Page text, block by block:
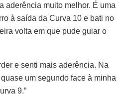
aderência muito melhor. É uma
à saída da Curva 10 e bati no
volta em que pude guiar o
e senti mais aderência. Na
um segundo face à minha
9.”